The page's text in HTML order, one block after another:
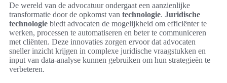
De wereld van de advocatuur ondergaat een aanzienlijke
transformatie door de opkomst van technologie. Juridische
technologie biedt advocaten de mogelijkheid om efficiënter te
werken, processen te automatiseren en beter te communiceren
met cliënten. Deze innovaties zorgen ervoor dat advocaten
sneller inzicht krijgen in complexe juridische vraagstukken en
input van data-analyse kunnen gebruiken om hun strategieën te
verbeteren.